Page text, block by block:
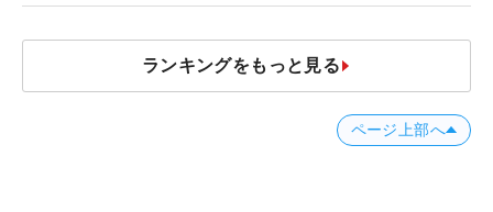
JOYX OPEN】
ランキングをもっと見る
ページ上部へ